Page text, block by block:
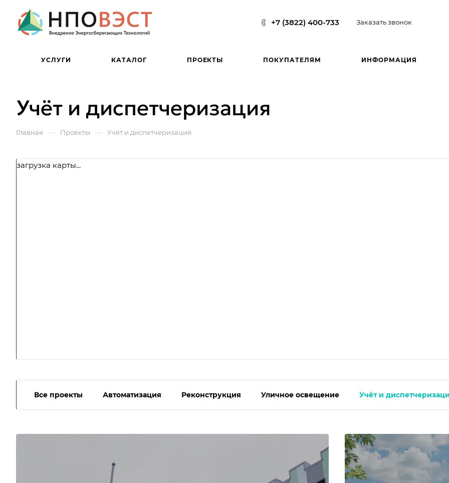
+7 (3822) 400-733 Заказать звонок
УСЛУГИ КАТАЛОГ ПРОЕКТЫ ПОКУПАТЕЛЯМ ИНФОРМАЦИЯ
Учёт и диспетчеризация
Главная — Проекты — Учёт и диспетчеризация
загрузка карты...
Все проекты Автоматизация Реконструкция Уличное освещение Учёт и